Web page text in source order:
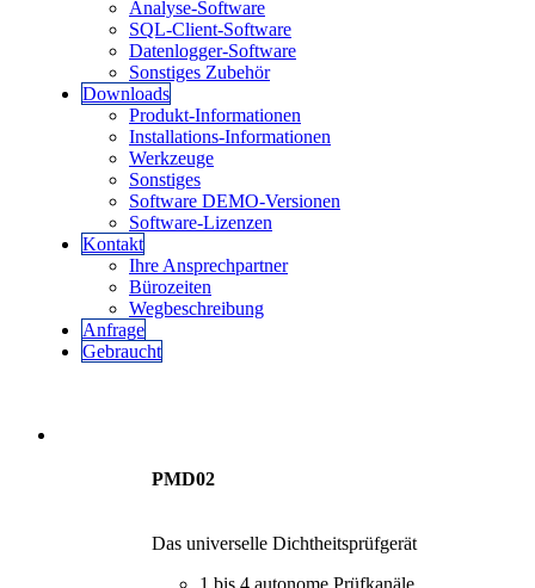
Analyse-Software
SQL-Client-Software
Datenlogger-Software
Sonstiges Zubehör
Downloads
Produkt-Informationen
Installations-Informationen
Werkzeuge
Sonstiges
Software DEMO-Versionen
Software-Lizenzen
Kontakt
Ihre Ansprechpartner
Bürozeiten
Wegbeschreibung
Anfrage
Gebraucht
PMD02
Das universelle Dichtheitsprüfgerät
1 bis 4 autonome Prüfkanäle